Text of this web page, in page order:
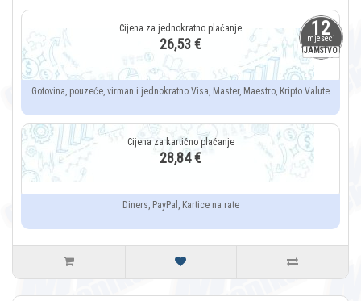
12
mjeseci
JAMSTVO
26,53 €
Gotovina, pouzeće, virman i jednokratno Visa, Master, Maestro, Kripto Valute
28,84 €
Diners, PayPal, Kartice na rate